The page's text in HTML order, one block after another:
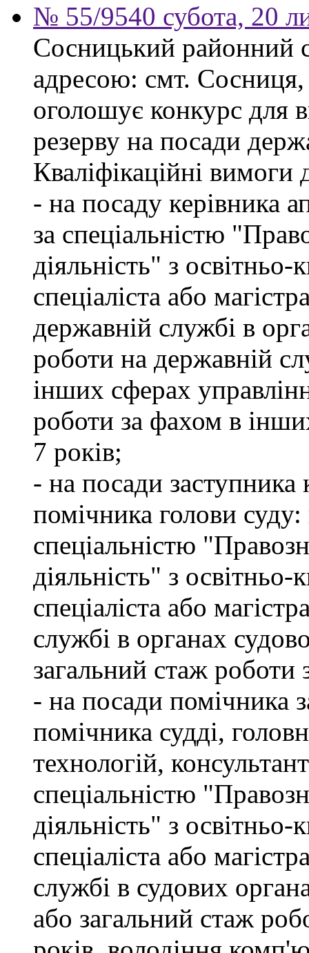
№ 55/9540 субота, 20
Сосницький районний
адресою: смт. Сосниця,
оголошує конкурс для
резерву на посади
Кваліфікаційні вимоги
- на посаду керівника
за спеціальністю
діяльність" з
спеціаліста або
державній службі в
роботи на державній
інших сферах
роботи за фахом в
7 років;
- на посади заступника
помічника голови
спеціальністю
діяльність" з
спеціаліста або
службі в органах
загальний стаж
- на посади помічника
помічника судді,
технологій,
спеціальністю
діяльність" з
спеціаліста або
службі в судових
або загальний стаж